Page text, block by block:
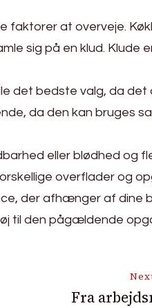
at overveje.
sig på en klud. Klude
det bedste valg, da
da den kan bruges
eller blødhed og
overflader og
der afhænger af dine
til den pågældende
Fra